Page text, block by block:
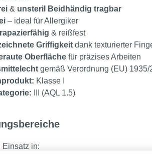
& unsteril
Beidhändig tragbar
– ideal für Allergiker
& reißfest
Griffigkeit dank texturierter
Oberfläche für präzises Arbeiten
gemäß Verordnung (EU) 1935/
Klasse I
III (AQL 1.5)
Einsatz in: